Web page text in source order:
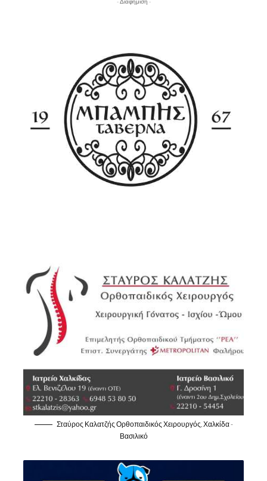
Σταύρος Καλατζής Ορθοπαιδικός Χειρουργός, Χαλκίδα -
Βασιλικό